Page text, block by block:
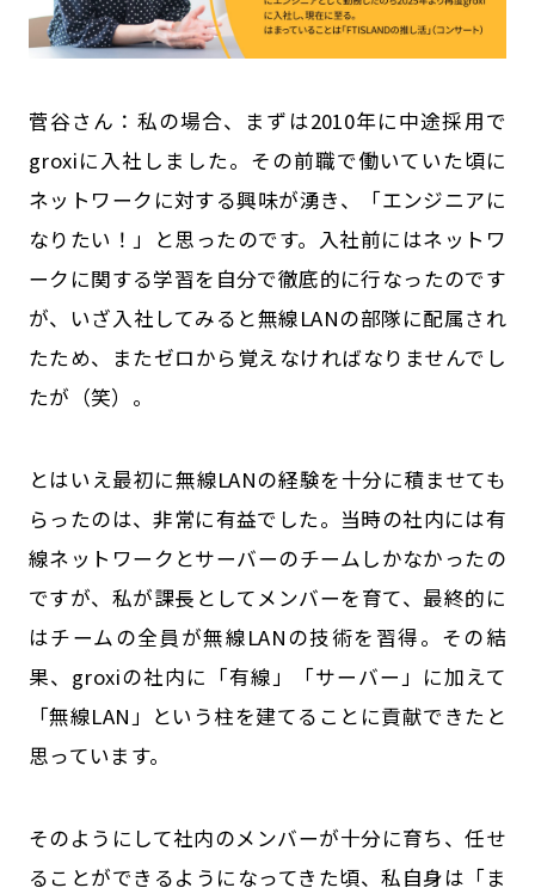
菅谷さん：私の場合、まずは2010年に中途採用で
groxiに入社しました。その前職で働いていた頃に
ネットワークに対する興味が湧き、「エンジニアに
なりたい！」と思ったのです。入社前にはネットワ
ークに関する学習を自分で徹底的に行なったのです
が、いざ入社してみると無線LANの部隊に配属され
たため、またゼロから覚えなければなりませんでし
たが（笑）。
とはいえ最初に無線LANの経験を十分に積ませても
らったのは、非常に有益でした。当時の社内には有
線ネットワークとサーバーのチームしかなかったの
ですが、私が課長としてメンバーを育て、最終的に
はチームの全員が無線LANの技術を習得。その結
果、groxiの社内に「有線」「サーバー」に加えて
「無線LAN」という柱を建てることに貢献できたと
思っています。
そのようにして社内のメンバーが十分に育ち、任せ
ることができるようになってきた頃、私自身は「ま